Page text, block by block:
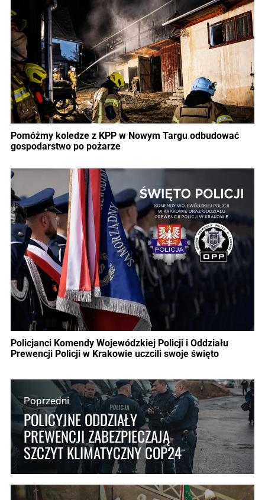
Pomóżmy koledze z KPP w Nowym Targu odbudować
gospodarstwo po pożarze
Policjanci Komendy Wojewódzkiej Policji i Oddziału
Prewencji Policji w Krakowie uczcili swoje święto
Poprzedni
POLICYJNE ODDZIAŁY
PREWENCJI ZABEZPIECZAJĄ
SZCZYT KLIMATYCZNY COP24